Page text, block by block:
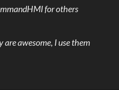
for others
are awesome, I use them